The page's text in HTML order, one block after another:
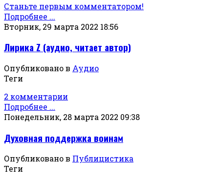
Станьте первым комментатором!
Подробнее ...
Вторник, 29 марта 2022 18:56
Лирика Z (аудио, читает автор)
Опубликовано в Аудио
Теги
2 комментарии
Подробнее ...
Понедельник, 28 марта 2022 09:38
Духовная поддержка воинам
Опубликовано в Публицистика
Теги